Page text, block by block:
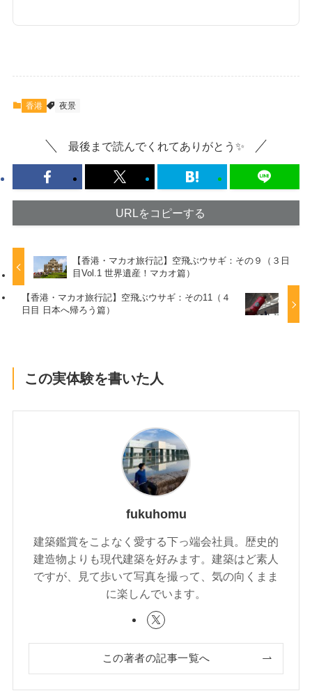
香港 夜景
最後まで読んでくれてありがとう✨
URLをコピーする
【香港・マカオ旅行記】空飛ぶウサギ：その９（３日
目Vol.1 世界遺産！マカオ篇）
【香港・マカオ旅行記】空飛ぶウサギ：その11（４
日目 日本へ帰ろう篇）
この実体験を書いた人
fukuhomu
建築鑑賞をこよなく愛する下っ端会社員。歴史的
建造物よりも現代建築を好みます。建築はど素人
ですが、見て歩いて写真を撮って、気の向くまま
に楽しんでいます。
この著者の記事一覧へ